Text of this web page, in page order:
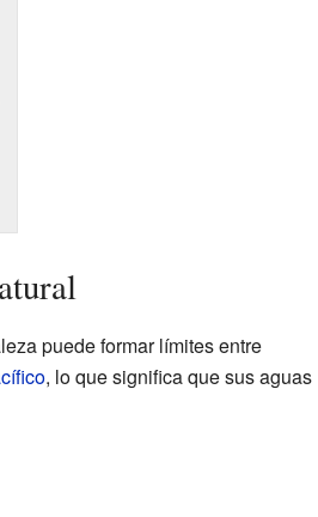
puede formar límites entre
, lo que significa que sus aguas